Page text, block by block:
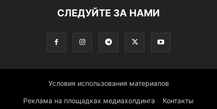
СЛЕДУЙТЕ ЗА НАМИ
Условия использования материалов
Реклама на площадках медиахолдинга Контакты